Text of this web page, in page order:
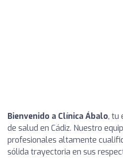
Bienvenido a Clínica Ábalo, tu
de salud en Cádiz. Nuestro
profesionales altamente
sólida trayectoria en sus